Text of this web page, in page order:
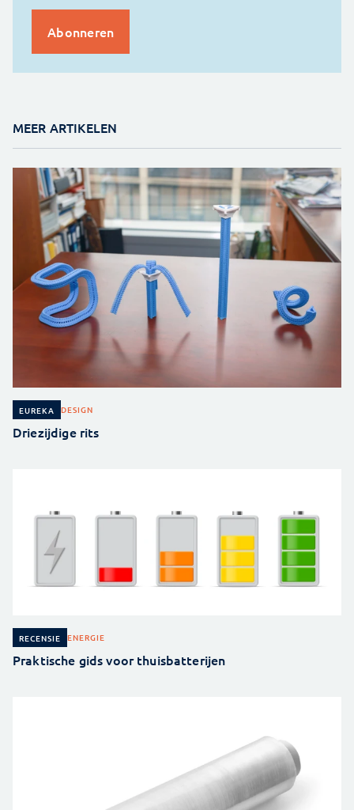
MEER ARTIKELEN
EUREKA DESIGN
Driezijdige rits
RECENSIE ENERGIE
Praktische gids voor thuisbatterijen